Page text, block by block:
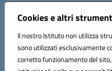
Cookies e altri
Il nostro Istituto non utilizza
sono utilizzati esclusivamente
corretto funzionamento del
Indirizzo:
Centralino:0994722507 Email:
Codice fiscale: 90279480736
Codice meccanografico:
TAIC873006
Codice unico di fatturazione (CUF):